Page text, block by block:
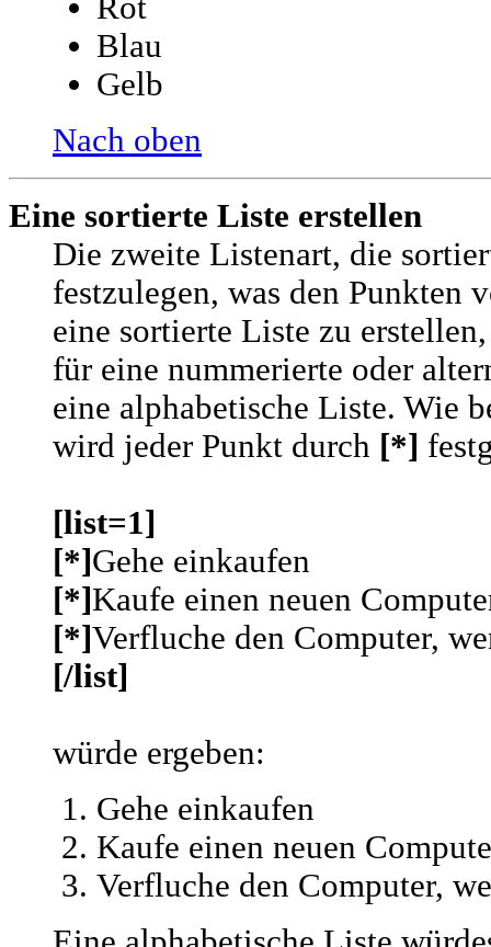
Blau
Gelb
Nach oben
Eine sortierte Liste erstellen
Die zweite Listenart, die
festzulegen, was den Punkten
eine sortierte Liste zu
für eine nummerierte oder
eine alphabetische Liste. Wie
wird jeder Punkt durch [*]
[list=1]
[*]Gehe einkaufen
[*]Kaufe einen neuen
[*]Verfluche den Computer,
[/list]
würde ergeben:
Gehe einkaufen
Kaufe einen neuen
Verfluche den Computer,